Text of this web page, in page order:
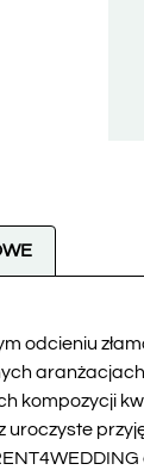
odcieniu
kompozycji
uroczyste